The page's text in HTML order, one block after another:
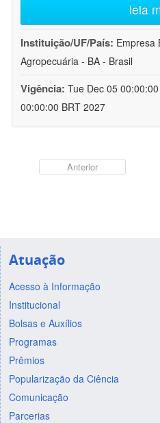
leia
Instituição/UF/País: Empresa
Agropecuária - BA - Brasil
Vigência: Tue Dec 05
00:00:00 BRT 2027
Anterior
Atuação
Acesso à Informação
Institucional
Bolsas e Auxílios
Programas
Prêmios
Popularização da Ciência
Comunicação
Parcerias